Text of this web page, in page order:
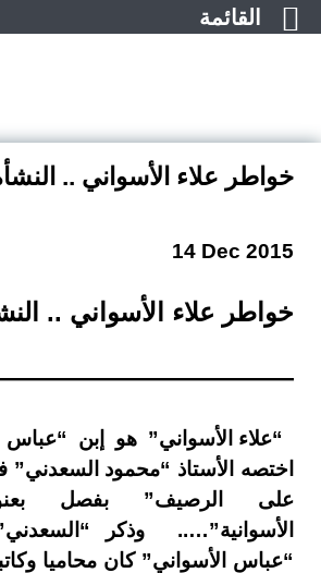
خواطر علاء الأسواني ..
14 Dec 2015
خواطر علاء الأسواني ..
“علاء الأسواني” هو إبن “عباس
اختصه الأستاذ “محمود السعدني”
على الرصيف” بفصل
الأسوانية”….. وذكر
“عباس الأسواني” كان محاميا
القائمة